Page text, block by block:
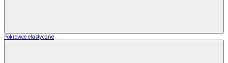
Pokrowce elastyczne